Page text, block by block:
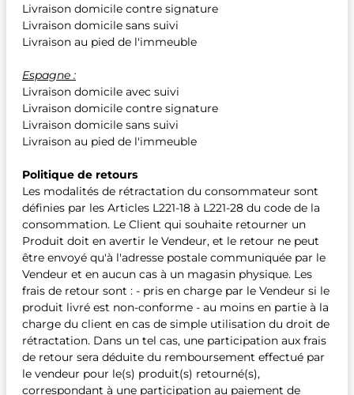
Livraison domicile contre signature
Livraison domicile sans suivi
Livraison au pied de l'immeuble
Espagne :
Livraison domicile avec suivi
Livraison domicile contre signature
Livraison domicile sans suivi
Livraison au pied de l'immeuble
Politique de retours
Les modalités de rétractation du consommateur sont
définies par les Articles L221-18 à L221-28 du code de la
consommation. Le Client qui souhaite retourner un
Produit doit en avertir le Vendeur, et le retour ne peut
être envoyé qu'à l'adresse postale communiquée par le
Vendeur et en aucun cas à un magasin physique. Les
frais de retour sont : - pris en charge par le Vendeur si le
produit livré est non-conforme - au moins en partie à la
charge du client en cas de simple utilisation du droit de
rétractation. Dans un tel cas, une participation aux frais
de retour sera déduite du remboursement effectué par
le vendeur pour le(s) produit(s) retourné(s),
correspondant à une participation au paiement de